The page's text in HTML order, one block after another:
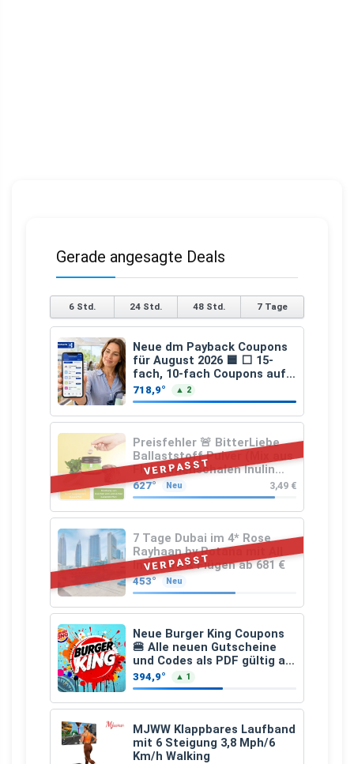
Gerade angesagte Deals
6 Std. 24 Std. 48 Std. 7 Tage
Neue dm Payback Coupons
für August 2026 🟦 ⬜ 15-
fach, 10-fach Coupons auf
den gesamten Einkauf ab 2
€
718,9° ▲ 2
VERPASST
Preisfehler 🚨 BitterLiebe
Ballaststoff Pulver (Mix aus
Flohsamenschalen Inulin
(Präbiotika) Leinsamen &
Apfelfaser)
627° Neu 3,49 €
VERPASST
7 Tage Dubai im 4* Rose
Rayhaan by Rotana mit All
Inclusive & Flügen ab 681 €
453° Neu
Neue Burger King Coupons
🍔 Alle neuen Gutscheine
und Codes als PDF gültig ab
25.07.2026 bis 04.09.2026
394,9° ▲ 1
MJWW Klappbares Laufband
mit 6 Steigung 3,8 Mph/6
Km/h Walking